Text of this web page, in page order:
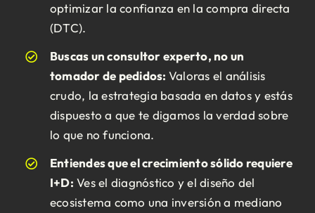
optimizar la confianza en la compra directa
(DTC).
Buscas un consultor experto, no un
tomador de pedidos: Valoras el análisis
crudo, la estrategia basada en datos y estás
dispuesto a que te digamos la verdad sobre
lo que no funciona.
Entiendes que el crecimiento sólido requiere
I+D: Ves el diagnóstico y el diseño del
ecosistema como una inversión a mediano